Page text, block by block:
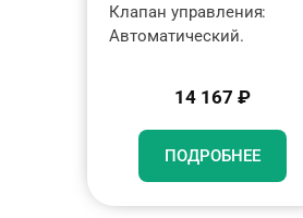
Клапан управления:
Автоматический.
14 167 ₽
ПОДРОБНЕЕ